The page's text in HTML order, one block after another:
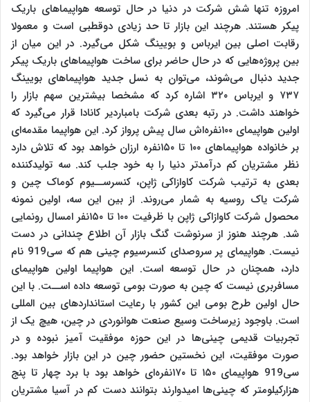
امروزه تنها شش شرکت در دنیا در حال توسعه هواپیماهای باریک
پیکر هستند. هرچند این بازار تا حد زیادی دوقطبی است و معمولا
رقابت اصلی بین ایرباس و بویینگ شکل می‌گیرد. در این میان از
بین پروژه‌هایی که در حال حاضر برای ساخت هواپیماهای باریک پیکر
جدید دنبال می‌شوند، می‌توان به نسل جدید هواپیماهای بویینگ
۷۳۷ و ایرباس ۳۲۰ اشاره کرد که مشخصا بیشترین سهم بازار را
خواهند داشت. در رتبه بعدی شرکت بامباردیر کانادا قرار می‌گیرد که
اولین هواپیمای ۱۰۰نفره‌اش سال پیش پرواز کرد. این هواپیما مقدمه‌ای
بر خانواده هواپیماهای ۱۰۰ تا ۱۵۰نفره ارزان خواهد بود که تلاش دارد
نظر مشتریان کم درآمدتر دنیا را به خود جلب کند. سه تولیدکننده
بعدی به ترتیب شرکت کاوازاکی ژاپن، کنسرســیوم کوماک چین و
شرکت یاک روسیه به شمار می‌روند. از بین این سه، اولین نمونه
محصول شرکت کاوازاکی ژاپن با ظرفیت ۱۰۰ تا ۱۵۰نفر امسال رونمایی
شد. هرچند هنوز از سرنوشت گنگ بازار آن اطلاع چندانی در دست
نیست. هواپیمای پر سروصدای کنسرسیوم چینی هم که سی919 نام
دارد، همچنان در حال توسعه است. این هواپیما اولین هواپیمای
مسافربری نیست که چین به صورت بومی توسعه داده اســت. با این
حال اولین طرح بومی این کشور با رعایت استانداردهای بین المللی
است. باوجود زیرساخت وسیع صنعت هوانوردی در چین، هیچ یک از
تجربیات قدیمی چینی‌ها در این حوزه موفقیت آمیز نبوده و در
صورت موفقیت، این نخستین حضور چین در این بازار خواهد بود.
سی919 هواپیمای ۱۵۰ تا ۱۷۰نفره‌ای خواهد بود با برد چهار تا پنج
هزارکیلومتر که چینی‌ها امیدوارند بتوانند دست کم در آسیا مشتریان